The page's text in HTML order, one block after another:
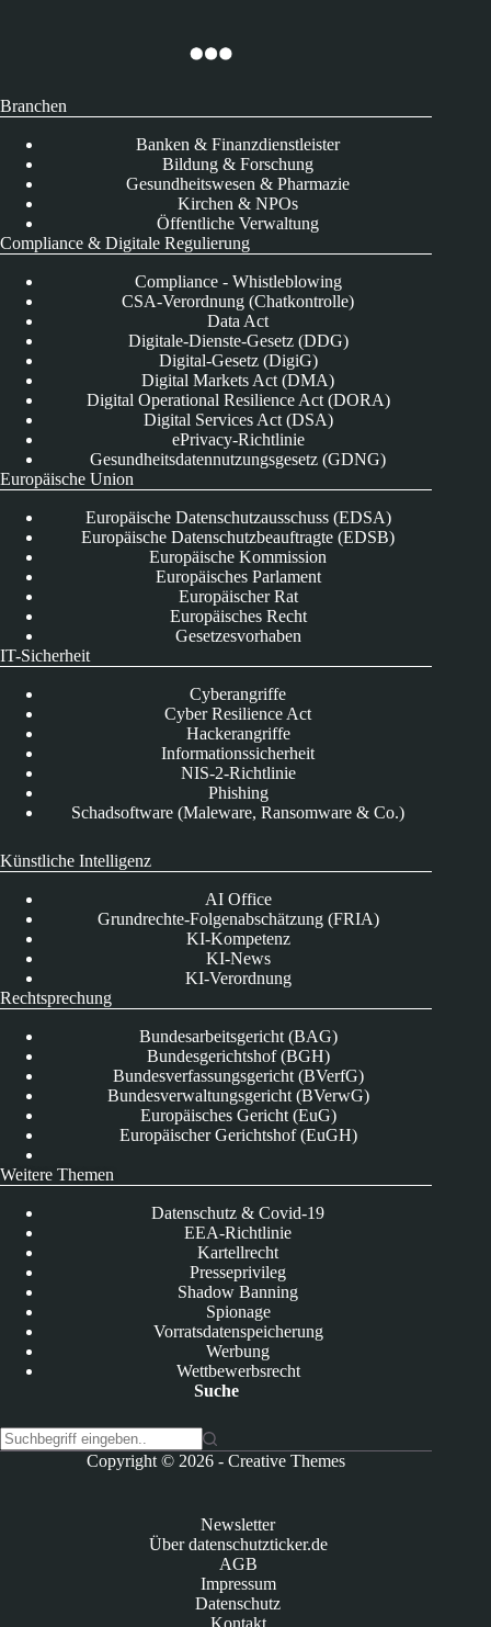
Branchen
Banken & Finanzdienstleister
Bildung & Forschung
Gesundheitswesen & Pharmazie
Kirchen & NPOs
Öffentliche Verwaltung
Compliance & Digitale Regulierung
Compliance - Whistleblowing
CSA-Verordnung (Chatkontrolle)
Data Act
Digitale-Dienste-Gesetz (DDG)
Digital-Gesetz (DigiG)
Digital Markets Act (DMA)
Digital Operational Resilience Act (DORA)
Digital Services Act (DSA)
ePrivacy-Richtlinie
Gesundheitsdatennutzungsgesetz (GDNG)
Europäische Union
Europäische Datenschutzausschuss (EDSA)
Europäische Datenschutzbeauftragte (EDSB)
Europäische Kommission
Europäisches Parlament
Europäischer Rat
Europäisches Recht
Gesetzesvorhaben
IT-Sicherheit
Cyberangriffe
Cyber Resilience Act
Hackerangriffe
Informationssicherheit
NIS-2-Richtlinie
Phishing
Schadsoftware (Maleware, Ransomware & Co.)
Künstliche Intelligenz
AI Office
Grundrechte-Folgenabschätzung (FRIA)
KI-Kompetenz
KI-News
KI-Verordnung
Rechtsprechung
Bundesarbeitsgericht (BAG)
Bundesgerichtshof (BGH)
Bundesverfassungsgericht (BVerfG)
Bundesverwaltungsgericht (BVerwG)
Europäisches Gericht (EuG)
Europäischer Gerichtshof (EuGH)
Weitere Themen
Datenschutz & Covid-19
EEA-Richtlinie
Kartellrecht
Presseprivileg
Shadow Banning
Spionage
Vorratsdatenspeicherung
Werbung
Wettbewerbsrecht
Suche
Copyright © 2026 -Creative Themes
Newsletter
Über datenschutzticker.de
AGB
Impressum
Datenschutz